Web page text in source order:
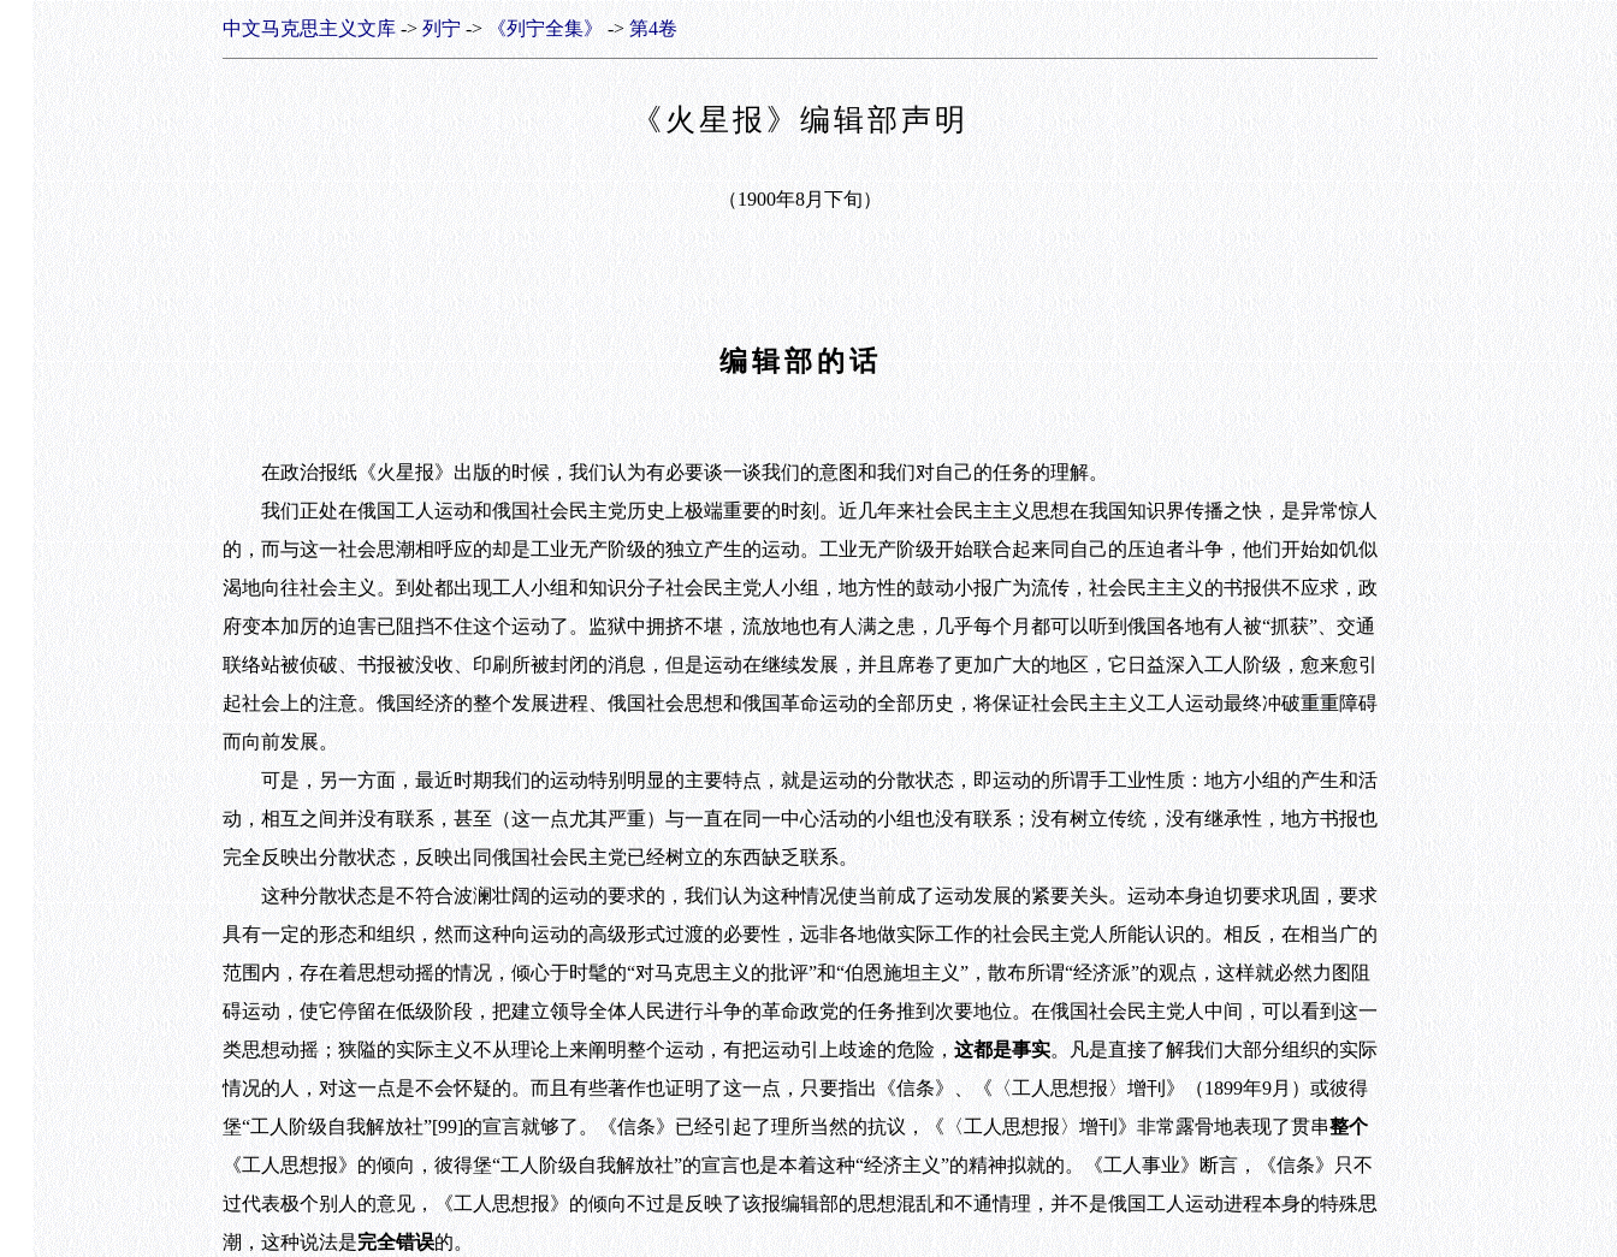
中文马克思主义文库 ->列宁 -> 《列宁全集》 ->第4卷
《火星报》编辑部声明
（1900年8月下旬）
编辑部的话
在政治报纸《火星报》出版的时候，我们认为有必要谈一谈我们的意图和我们对自己的任务的理解。
我们正处在俄国工人运动和俄国社会民主党历史上极端重要的时刻。近几年来社会民主主义思想在我国知识界传播之快，是异常惊人
的，而与这一社会思潮相呼应的却是工业无产阶级的独立产生的运动。工业无产阶级开始联合起来同自己的压迫者斗争，他们开始如饥似
渴地向往社会主义。到处都出现工人小组和知识分子社会民主党人小组，地方性的鼓动小报广为流传，社会民主主义的书报供不应求，政
府变本加厉的迫害已阻挡不住这个运动了。监狱中拥挤不堪，流放地也有人满之患，几乎每个月都可以听到俄国各地有人被“抓获”、交通
联络站被侦破、书报被没收、印刷所被封闭的消息，但是运动在继续发展，并且席卷了更加广大的地区，它日益深入工人阶级，愈来愈引
起社会上的注意。俄国经济的整个发展进程、俄国社会思想和俄国革命运动的全部历史，将保证社会民主主义工人运动最终冲破重重障碍
而向前发展。
可是，另一方面，最近时期我们的运动特别明显的主要特点，就是运动的分散状态，即运动的所谓手工业性质：地方小组的产生和活
动，相互之间并没有联系，甚至（这一点尤其严重）与一直在同一中心活动的小组也没有联系；没有树立传统，没有继承性，地方书报也
完全反映出分散状态，反映出同俄国社会民主党已经树立的东西缺乏联系。
这种分散状态是不符合波澜壮阔的运动的要求的，我们认为这种情况使当前成了运动发展的紧要关头。运动本身迫切要求巩固，要求
具有一定的形态和组织，然而这种向运动的高级形式过渡的必要性，远非各地做实际工作的社会民主党人所能认识的。相反，在相当广的
范围内，存在着思想动摇的情况，倾心于时髦的“对马克思主义的批评”和“伯恩施坦主义”，散布所谓“经济派”的观点，这样就必然力图阻
碍运动，使它停留在低级阶段，把建立领导全体人民进行斗争的革命政党的任务推到次要地位。在俄国社会民主党人中间，可以看到这一
类思想动摇；狭隘的实际主义不从理论上来阐明整个运动，有把运动引上歧途的危险，这都是事实。凡是直接了解我们大部分组织的实际
情况的人，对这一点是不会怀疑的。而且有些著作也证明了这一点，只要指出《信条》、《〈工人思想报〉增刊》（1899年9月）或彼得
堡“工人阶级自我解放社”[99]的宣言就够了。《信条》已经引起了理所当然的抗议，《〈工人思想报〉增刊》非常露骨地表现了贯串整个
《工人思想报》的倾向，彼得堡“工人阶级自我解放社”的宣言也是本着这种“经济主义”的精神拟就的。《工人事业》断言，《信条》只不
过代表极个别人的意见，《工人思想报》的倾向不过是反映了该报编辑部的思想混乱和不通情理，并不是俄国工人运动进程本身的特殊思
潮，这种说法是完全错误的。